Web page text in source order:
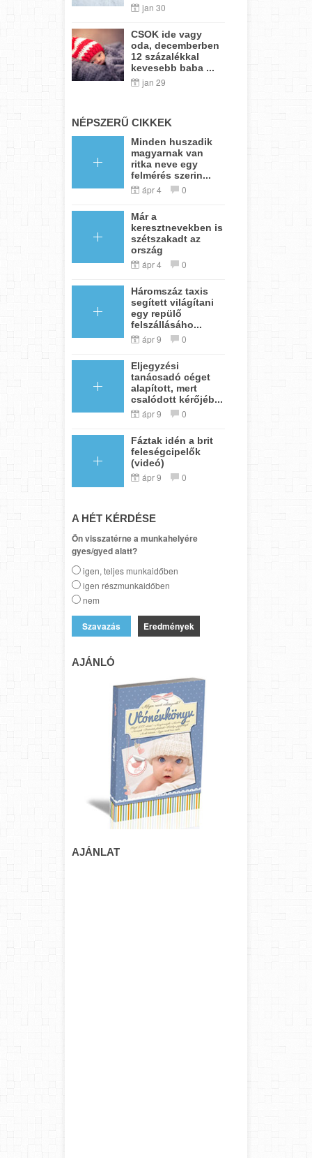
jan 30
CSOK ide vagy
oda, decemberben
12 százalékkal
kevesebb baba ...
jan 29
NÉPSZERŰ CIKKEK
Minden huszadik
magyarnak van
ritka neve egy
felmérés szerin...
ápr 4 0
Már a
keresztnevekben is
szétszakadt az
ország
ápr 4 0
Háromszáz taxis
segített világítani
egy repülő
felszállásáho...
ápr 9 0
Eljegyzési
tanácsadó céget
alapított, mert
csalódott kérőjéb...
ápr 9 0
Fáztak idén a brit
feleségcipelők
(videó)
ápr 9 0
A HÉT KÉRDÉSE
Ön visszatérne a munkahelyére
gyes/gyed alatt?
igen, teljes munkaidőben
igen részmunkaidőben
nem
Eredmények
AJÁNLÓ
AJÁNLAT